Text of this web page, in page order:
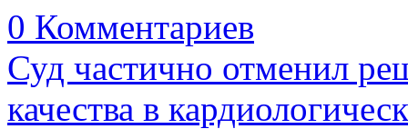
0 Комментариев
Суд частично отменил
качества в